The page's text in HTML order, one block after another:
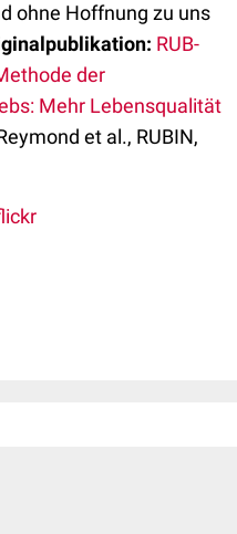
ohne Hoffnung zu uns
RUB-
der
Mehr Lebensqualität
et al., RUBIN,